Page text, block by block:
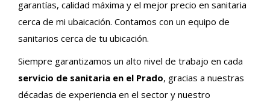
garantías, calidad máxima y el mejor precio en sanitaria
cerca de mi ubaicación. Contamos con un equipo de
sanitarios cerca de tu ubicación.
Siempre garantizamos un alto nivel de trabajo en cada
servicio de sanitaria en el Prado, gracias a nuestras
décadas de experiencia en el sector y nuestro